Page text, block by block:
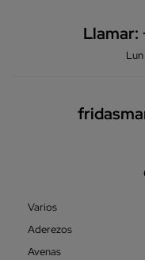
Llamar:
Varios
Aderezos
Avenas